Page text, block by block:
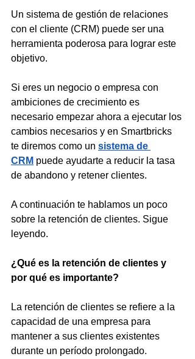
Un sistema de gestión de relaciones
con el cliente (CRM) puede ser una
herramienta poderosa para lograr este
objetivo.
Si eres un negocio o empresa con
ambiciones de crecimiento es
necesario empezar ahora a ejecutar los
cambios necesarios y en Smartbricks
te diremos como un sistema de
CRM puede ayudarte a reducir la tasa
de abandono y retener clientes.
A continuación te hablamos un poco
sobre la retención de clientes. Sigue
leyendo.
¿Qué es la retención de clientes y
por qué es importante?
La retención de clientes se refiere a la
capacidad de una empresa para
mantener a sus clientes existentes
durante un período prolongado.